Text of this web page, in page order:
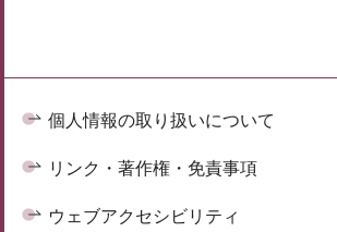
個人情報の取り扱いについて
リンク・著作権・免責事項
ウェブアクセシビリティ